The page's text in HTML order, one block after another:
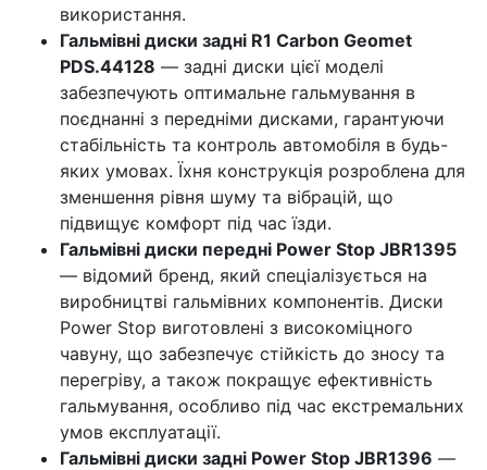
використання.
Гальмівні диски задні R1 Carbon Geomet
PDS.44128 — задні диски цієї моделі
забезпечують оптимальне гальмування в
поєднанні з передніми дисками, гарантуючи
стабільність та контроль автомобіля в будь-
яких умовах. Їхня конструкція розроблена для
зменшення рівня шуму та вібрацій, що
підвищує комфорт під час їзди.
Гальмівні диски передні Power Stop JBR1395
— відомий бренд, який спеціалізується на
виробництві гальмівних компонентів. Диски
Power Stop виготовлені з високоміцного
чавуну, що забезпечує стійкість до зносу та
перегріву, а також покращує ефективність
гальмування, особливо під час екстремальних
умов експлуатації.
Гальмівні диски задні Power Stop JBR1396 —